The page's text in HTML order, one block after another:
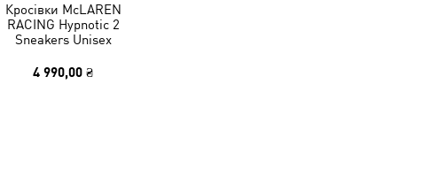
Кросівки McLAREN
RACING Hypnotic 2
Sneakers Unisex
4 990,00 ₴